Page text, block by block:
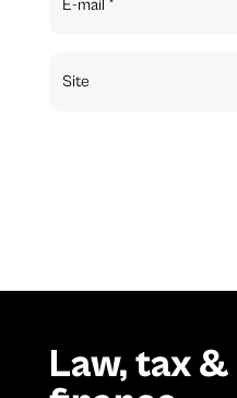
Law, tax &